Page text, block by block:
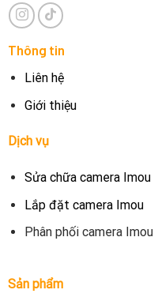
Thông tin
Liên hệ
Giới thiệu
Dịch vụ
Sửa chữa camera Imou
Lắp đặt camera Imou
Phân phối camera Imou
Sản phẩm